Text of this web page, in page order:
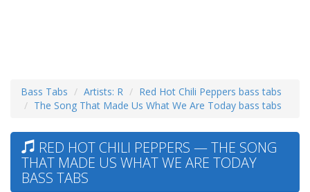
Bass Tabs Artists: R
Red Hot Chili Peppers bass tabs
The Song That Made Us What We Are Today bass tabs
RED HOT CHILI PEPPERS — THE SONG
THAT MADE US WHAT WE ARE TODAY
BASS TABS